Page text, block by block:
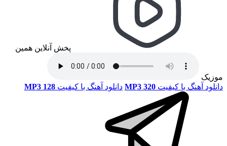
پخش آنلاین همین
موزیک
دانلود آهنگ با کیفیت MP3 320 دانلود آهنگ با کیفیت MP3 128